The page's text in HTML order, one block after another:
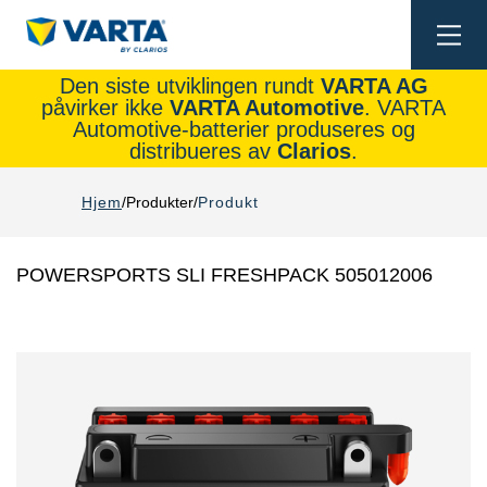
Den siste utviklingen rundt VARTA AG
påvirker ikke VARTA Automotive. VARTA
Automotive-batterier produseres og
distribueres av Clarios.
Hjem Produkter Produkt
POWERSPORTS SLI FRESHPACK 505012006